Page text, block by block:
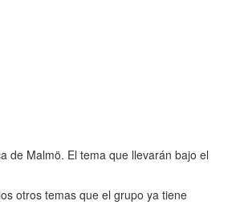
de Malmö. El tema que llevarán bajo el
otros temas que el grupo ya tiene